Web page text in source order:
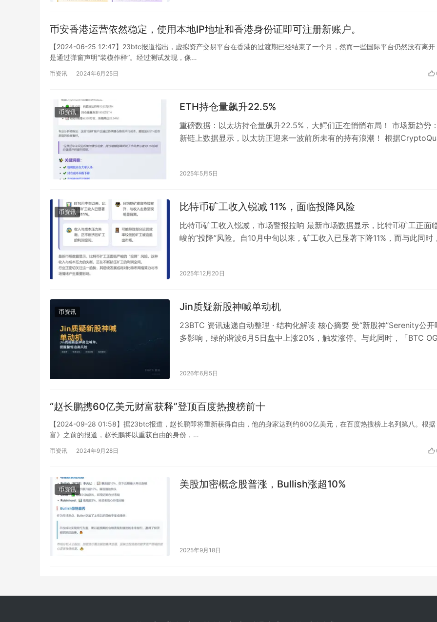
币安香港运营依然稳定，使用本地IP地址和香港身份证即可注册新账户。
【2024-06-25 12:47】23btc报道指出，虚拟资产交易平台在香港的过渡期已经结束了一个月，然而一些国际平台仍然没有离开
是通过弹窗声明“装模作样”。经过测试发现，像…
币资讯 2024年6月25日
币资讯 ETH持仓量飙升22.5%
重磅数据：以太坊持仓量飙升22.5%，大鳄们正在悄悄布局！ 市场新趋势
新链上数据显示，以太坊正迎来一波前所未有的持有浪潮！ 根据
2025年5月5日
币资讯 比特币矿工收入锐减 11%，面临投降风险
比特币矿工收入锐减，市场警报拉响 最新市场数据显示，比特币矿工正面
峻的“投降”风险。自10月中旬以来，矿工收入已显著下降11%，而与此同时
2025年12月20日
币资讯 Jin质疑新股神喊单动机
23BTC 资讯速递自动整理 · 结构化解读 核心摘要 受“新股神”Serenity公开
多影响，绿的谐波6月5日盘中上涨20%，触发涨停。与此同时，「BTC
2026年6月5日
“赵长鹏携60亿美元财富获释”登顶百度热搜榜前十
【2024-09-28 01:58】据23btc报道，赵长鹏即将重新获得自由，他的身家达到约600亿美元，在百度热搜榜上名列第八。根据
富》之前的报道，赵长鹏将以重获自由的身份，…
币资讯 2024年9月28日
币资讯 美股加密概念股普涨，Bullish涨超10%
2025年9月18日